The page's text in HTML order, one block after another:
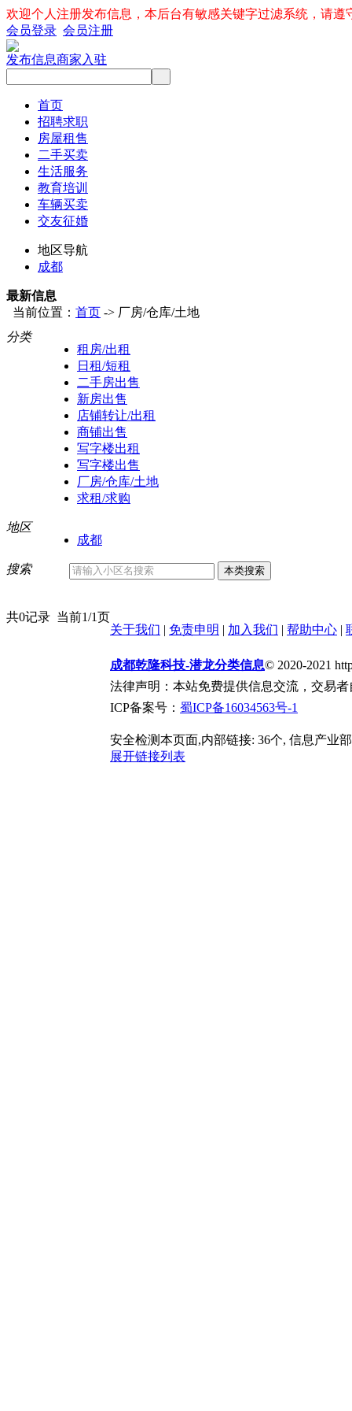
欢迎个人注册发布信息，本后台有敏感关键字过滤系统，请遵
会员登录 会员注册
发布信息商家入驻
首页
招聘求职
房屋租售
二手买卖
生活服务
教育培训
车辆买卖
交友征婚
地区导航
成都
最新信息
当前位置： 首页 -> 厂房/仓库/土地
分类
租房/出租
日租/短租
二手房出售
新房出售
店铺转让/出租
商铺出售
写字楼出租
写字楼出售
厂房/仓库/土地
求租/求购
地区
成都
搜索
共0记录 当前1/1页
关于我们 | 免责申明 | 加入我们 | 帮助中心 |
成都乾隆科技-潜龙分类信息© 2020-2021
法律声明：本站免费提供信息交流，交易
ICP备案号： 蜀ICP备16034563号-1
安全检测本页面,内部链接: 36个, 信息产业
展开链接列表